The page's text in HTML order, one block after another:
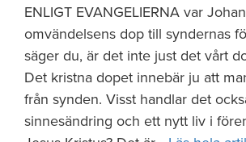
ENLIGT EVANGELIERNA var
omvändelsens dop till syndernas
säger du, är det inte just det vårt
Det kristna dopet innebär ju att
från synden. Visst handlar det
sinnesändring och ett nytt liv i